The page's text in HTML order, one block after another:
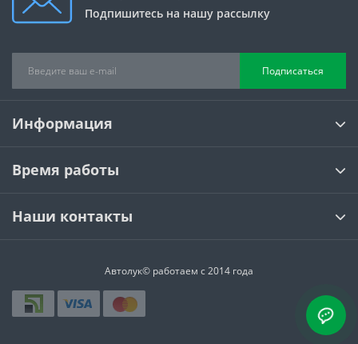
Подпишитесь на нашу рассылку
Подписаться
Информация
Время работы
Наши контакты
Автолук© работаем с 2014 года